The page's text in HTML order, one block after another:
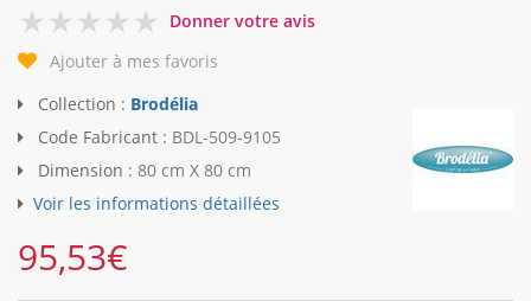
0
Donner votre avis
Ajouter à mes favoris
Collection : Brodélia
Code Fabricant : BDL-509-9105
Dimension : 80 cm X 80 cm
Voir les informations détaillées
95,53€